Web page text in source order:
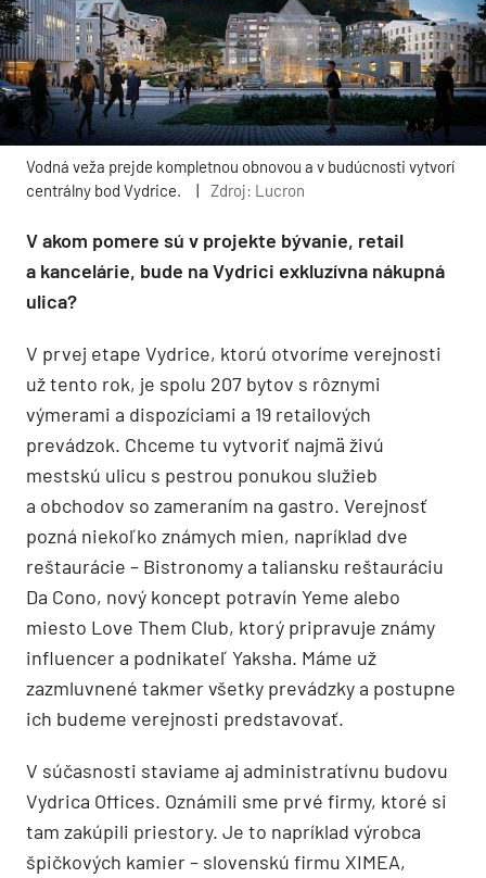
Vodná veža prejde kompletnou obnovou a v budúcnosti vytvorí
centrálny bod Vydrice.
| Zdroj: Lucron
V akom pomere sú v projekte bývanie, retail
a kancelárie, bude na Vydrici exkluzívna nákupná
ulica?
V prvej etape Vydrice, ktorú otvoríme verejnosti
už tento rok, je spolu 207 bytov s rôznymi
výmerami a dispozíciami a 19 retailových
prevádzok. Chceme tu vytvoriť najmä živú
mestskú ulicu s pestrou ponukou služieb
a obchodov so zameraním na gastro. Verejnosť
pozná niekoľko známych mien, napríklad dve
reštaurácie – Bistronomy a taliansku reštauráciu
Da Cono, nový koncept potravín Yeme alebo
miesto Love Them Club, ktorý pripravuje známy
influencer a podnikateľ Yaksha. Máme už
zazmluvnené takmer všetky prevádzky a postupne
ich budeme verejnosti predstavovať.
V súčasnosti staviame aj administratívnu budovu
Vydrica Offices. Oznámili sme prvé firmy, ktoré si
tam zakúpili priestory. Je to napríklad výrobca
špičkových kamier – slovenskú firmu XIMEA,